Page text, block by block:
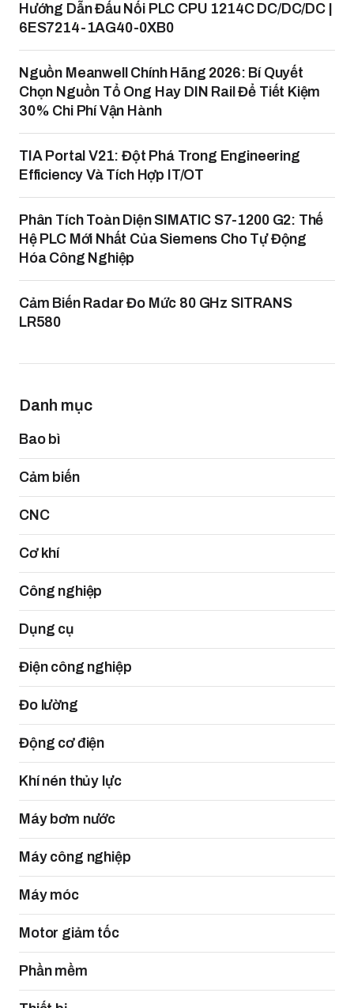
Hướng Dẫn Đấu Nối PLC CPU 1214C DC/DC/DC |
6ES7214-1AG40-0XB0
Nguồn Meanwell Chính Hãng 2026: Bí Quyết
Chọn Nguồn Tổ Ong Hay DIN Rail Để Tiết Kiệm
30% Chi Phí Vận Hành
TIA Portal V21: Đột Phá Trong Engineering
Efficiency Và Tích Hợp IT/OT
Phân Tích Toàn Diện SIMATIC S7-1200 G2: Thế
Hệ PLC Mới Nhất Của Siemens Cho Tự Động
Hóa Công Nghiệp
Cảm Biến Radar Đo Mức 80 GHz SITRANS
LR580
Danh mục
Bao bì
Cảm biến
CNC
Cơ khí
Công nghiệp
Dụng cụ
Điện công nghiệp
Đo lường
Động cơ điện
Khí nén thủy lực
Máy bơm nước
Máy công nghiệp
Máy móc
Motor giảm tốc
Phần mềm